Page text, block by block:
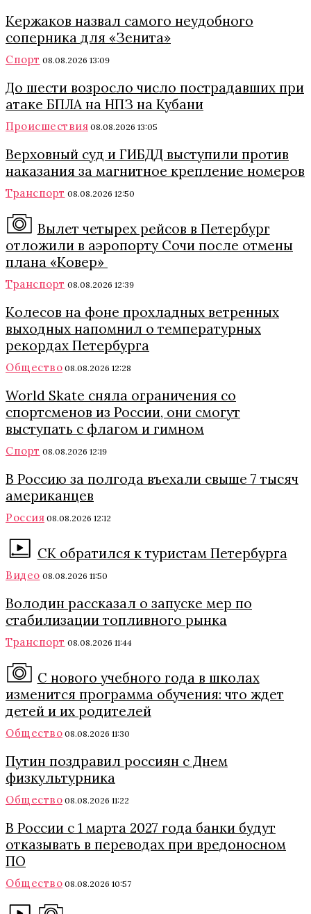
Кержаков назвал самого неудобного
соперника для «Зенита»
Спорт 08.08.2026 13:09
До шести возросло число пострадавших при
атаке БПЛА на НПЗ на Кубани
Происшествия 08.08.2026 13:05
Верховный суд и ГИБДД выступили против
наказания за магнитное крепление номеров
Транспорт 08.08.2026 12:50
Вылет четырех рейсов в Петербург
отложили в аэропорту Сочи после отмены
плана «Ковер»
Транспорт 08.08.2026 12:39
Колесов на фоне прохладных ветренных
выходных напомнил о температурных
рекордах Петербурга
Общество 08.08.2026 12:28
World Skate сняла ограничения со
спортсменов из России, они смогут
выступать с флагом и гимном
Спорт 08.08.2026 12:19
В Россию за полгода въехали свыше 7 тысяч
американцев
Россия 08.08.2026 12:12
СК обратился к туристам Петербурга
Видео 08.08.2026 11:50
Володин рассказал о запуске мер по
стабилизации топливного рынка
Транспорт 08.08.2026 11:44
С нового учебного года в школах
изменится программа обучения: что ждет
детей и их родителей
Общество 08.08.2026 11:30
Путин поздравил россиян с Днем
физкультурника
Общество 08.08.2026 11:22
В России с 1 марта 2027 года банки будут
отказывать в переводах при вредоносном
ПО
Общество 08.08.2026 10:57